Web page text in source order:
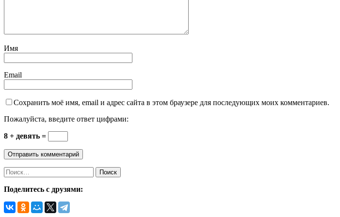
Имя
Email
Сохранить моё имя, email и адрес сайта в этом браузере для последующих моих комментариев.
Пожалуйста, введите ответ цифрами:
8 + девять =
Найти:
Поделитесь с друзями: